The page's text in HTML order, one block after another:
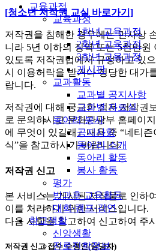
교육과정
교육과정
1학년 교육과정
2학년 교육과정
3학년 교육과정
게시판
교과활동
교과별 공지사항
교과별 자료실
동아리·봉사
공지사항
동아리 소개
동아리 활동
봉사 활동
평가
방과후 교육활동
대회·캠프·강연
학교생활
신앙생활
진로진학정보
[청소년 저작권 교실 바로가기]
저작권을 침해한 경우에는 민사상
니라 5년 이하의 징역 또는 5천만원
있도록 저작권법에서 규정하고 있
시 이용허락을 받거나 정당한 대가
랍니다.
저작권에 대해 궁금한 점은 저작권
로 문의하시고 문화관광부 홈페이
에 무엇이 있길래』내용 중 “네티
식”을 참고하시기 바랍니다.
저작권 신고
본 서비스는 게시된 저작물로 인하
이를 처리하기 위한 서비스입니다.
다음 사항을 참고하여 신고하여 주
저작권 신고 접수 수령인(담당자)